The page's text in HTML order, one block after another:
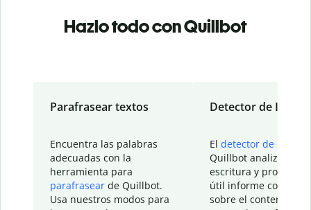
Hazlo todo con Quillbot
Parafrasear textos
Encuentra las palabras
adecuadas con la
herramienta para
parafrasear de Quillbot.
Usa nuestros modos para
Detector de IA
El detector de IA
Quillbot analiza tu
escritura y
útil informe con
sobre el contenido